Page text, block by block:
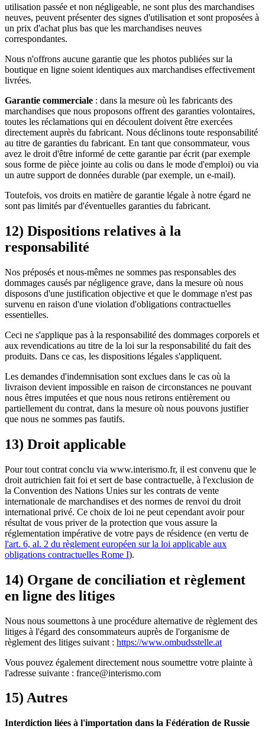
utilisation passée et non négligeable, ne sont plus des marchandises
neuves, peuvent présenter des signes d'utilisation et sont proposées à
un prix d'achat plus bas que les marchandises neuves
correspondantes.
Nous n'offrons aucune garantie que les photos publiées sur la
boutique en ligne soient identiques aux marchandises effectivement
livrées.
Garantie commerciale : dans la mesure où les fabricants des
marchandises que nous proposons offrent des garanties volontaires,
toutes les réclamations qui en découlent doivent être exercées
directement auprès du fabricant. Nous déclinons toute responsabilité
au titre de garanties du fabricant. En tant que consommateur, vous
avez le droit d'être informé de cette garantie par écrit (par exemple
sous forme de pièce jointe au colis ou dans le mode d'emploi) ou via
un autre support de données durable (par exemple, un e-mail).
Toutefois, vos droits en matière de garantie légale à notre égard ne
sont pas limités par d'éventuelles garanties du fabricant.
12) Dispositions relatives à la
responsabilité
Nos préposés et nous-mêmes ne sommes pas responsables des
dommages causés par négligence grave, dans la mesure où nous
disposons d'une justification objective et que le dommage n'est pas
survenu en raison d'une violation d'obligations contractuelles
essentielles.
Ceci ne s'applique pas à la responsabilité des dommages corporels et
aux revendications au titre de la loi sur la responsabilité du fait des
produits. Dans ce cas, les dispositions légales s'appliquent.
Les demandes d'indemnisation sont exclues dans le cas où la
livraison devient impossible en raison de circonstances ne pouvant
nous êtres imputées et que nous nous retirons entièrement ou
partiellement du contrat, dans la mesure où nous pouvons justifier
que nous ne sommes pas fautifs.
13) Droit applicable
Pour tout contrat conclu via www.interismo.fr, il est convenu que le
droit autrichien fait foi et sert de base contractuelle, à l'exclusion de
la Convention des Nations Unies sur les contrats de vente
internationale de marchandises et des normes de renvoi du droit
international privé. Ce choix de loi ne peut cependant avoir pour
résultat de vous priver de la protection que vous assure la
réglementation impérative de votre pays de résidence (en vertu de
l'art. 6, al. 2 du règlement européen sur la loi applicable aux
obligations contractuelles Rome I).
14) Organe de conciliation et règlement
en ligne des litiges
Nous nous soumettons à une procédure alternative de règlement des
litiges à l'égard des consommateurs auprès de l'organisme de
règlement des litiges suivant : https://www.ombudsstelle.at
Vous pouvez également directement nous soumettre votre plainte à
l'adresse suivante : france@interismo.com
15) Autres
Interdiction liées à l'importation dans la Fédération de Russie